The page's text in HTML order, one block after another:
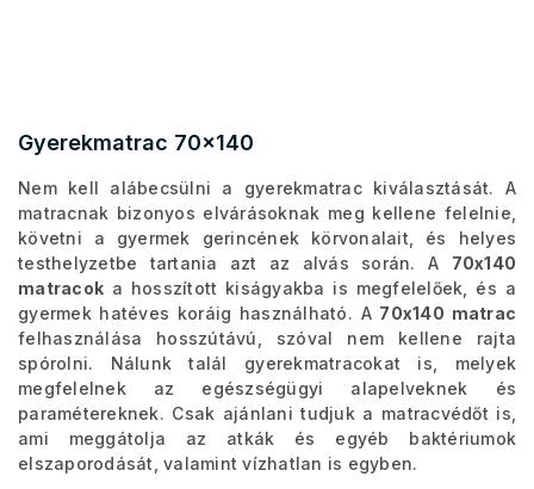
Gyerekmatrac 70x140
Nem kell alábecsülni a gyerekmatrac kiválasztását. A
matracnak bizonyos elvárásoknak meg kellene felelnie,
követni a gyermek gerincének körvonalait, és helyes
testhelyzetbe tartania azt az alvás során. A 70x140
matracok a hosszított kiságyakba is megfelelőek, és a
gyermek hatéves koráig használható. A 70x140 matrac
felhasználása hosszútávú, szóval nem kellene rajta
spórolni. Nálunk talál gyerekmatracokat is, melyek
megfelelnek az egészségügyi alapelveknek és
paramétereknek. Csak ajánlani tudjuk a matracvédőt is,
ami meggátolja az atkák és egyéb baktériumok
elszaporodását, valamint vízhatlan is egyben.